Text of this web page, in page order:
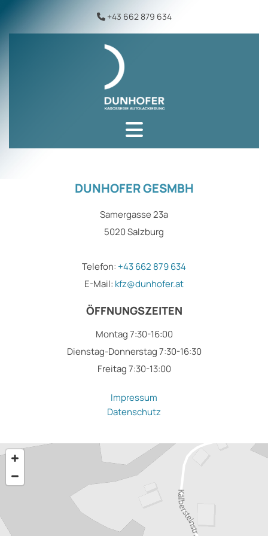
 +43 662 879 634
DUNHOFER GESMBH
Samergasse 23a
5020 Salzburg
Telefon: +43 662 879 634
E-Mail: kfz@dunhofer.at
ÖFFNUNGSZEITEN
Montag 7:30-16:00
Dienstag-Donnerstag 7:30-16:30
Freitag 7:30-13:00
Impressum
Datenschutz